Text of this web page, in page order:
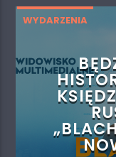
WYDARZENIA